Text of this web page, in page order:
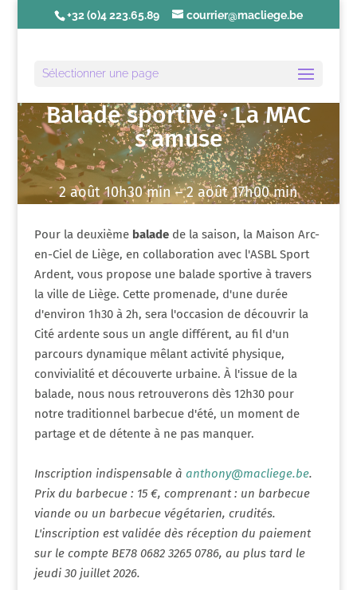
+32 (0)4 223.65.89 courrier@macliege.be
Sélectionner une page
Balade sportive · La MAC
s’amuse
2 août 10h30 min – 2 août 17h00 min
Pour la deuxième baladede la saison, la Maison Arc-
en-Ciel de Liège, en collaboration avec l'ASBL Sport
Ardent, vous propose une balade sportive à travers
la ville de Liège. Cette promenade, d'une durée
d'environ 1h30 à 2h, sera l'occasion de découvrir la
Cité ardente sous un angle différent, au fil d'un
parcours dynamique mêlant activité physique,
convivialité et découverte urbaine. À l'issue de la
balade, nous nous retrouverons dès 12h30 pour
notre traditionnel barbecue d'été, un moment de
partage et de détente à ne pas manquer.
Inscription indispensable à anthony@macliege.be.
Prix du barbecue : 15 €, comprenant : un barbecue
viande ou un barbecue végétarien, crudités.
L'inscription est validée dès réception du paiement
sur le compte BE78 0682 3265 0786, au plus tard le
jeudi 30 juillet 2026.